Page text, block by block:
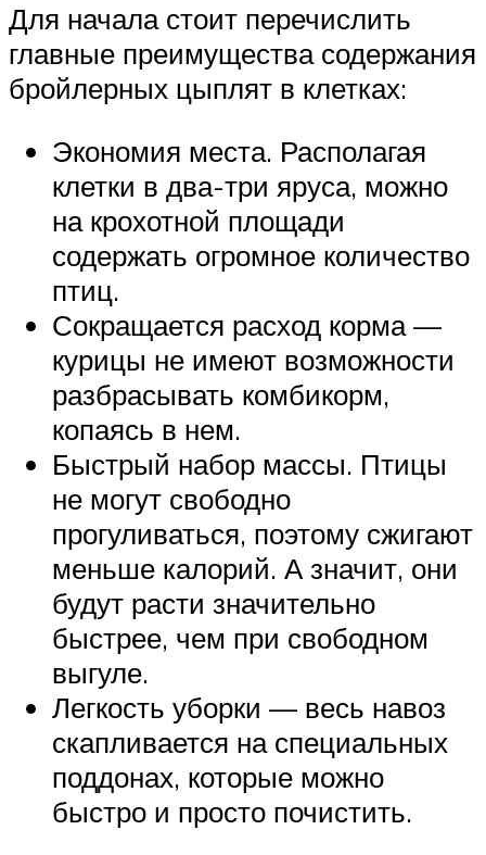
Для начала стоит перечислить
главные преимущества содержания
бройлерных цыплят в клетках:
Экономия места. Располагая
клетки в два-три яруса, можно
на крохотной площади
содержать огромное количество
птиц.
Сокращается расход корма —
курицы не имеют возможности
разбрасывать комбикорм,
копаясь в нем.
Быстрый набор массы. Птицы
не могут свободно
прогуливаться, поэтому сжигают
меньше калорий. А значит, они
будут расти значительно
быстрее, чем при свободном
выгуле.
Легкость уборки — весь навоз
скапливается на специальных
поддонах, которые можно
быстро и просто почистить.